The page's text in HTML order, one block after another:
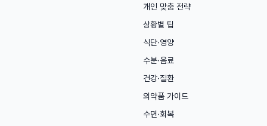
개인 맞춤 전략
상황별 팁
식단·영양
수분·음료
건강·질환
의약품 가이드
수면·회복